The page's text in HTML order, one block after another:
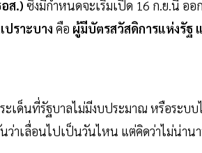
ส.) ซึ่งมีกำหนดจะเริ่มเปิด 16 ก.ย.นี้ ออ
ปราะบาง คือ ผู้มีบัตรสวัสดิการแห่งรัฐ
ะเด็นที่รัฐบาลไม่มีงบประมาณ หรือระบ
ว่าเลื่อนไปเป็นวันไหน แต่คิดว่าไม่น่าน